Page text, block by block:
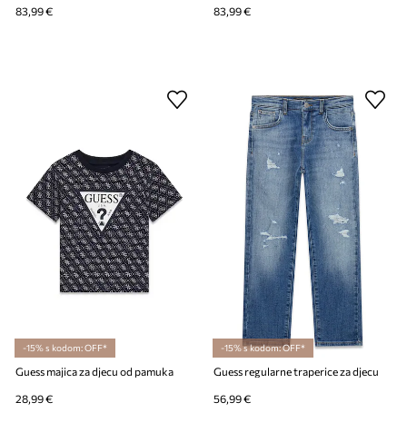
83,99 € 83,99 €
-15% s kodom: OFF*
Guess majica za djecu od pamuka
28,99 €
-15% s kodom: OFF*
Guess regularne traperice za djecu
56,99 €